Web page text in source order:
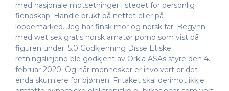
med nasjonale motsetninger i stedet for personlig
fiendskap. Handle brukt på nettet eller på
loppemarked. Jeg har finsk mor og norsk far. Begynn
med wet sex gratis norsk amatør porno som vist på
figuren under. 5.0 Godkjenning Disse Etiske
retningslinjene ble godkjent av Orkla ASAs styre den 4.
februar 2020. Og når mennesker er involvert er det
enda skumlere for bjørnen! Fritaket skal derimot ikkje